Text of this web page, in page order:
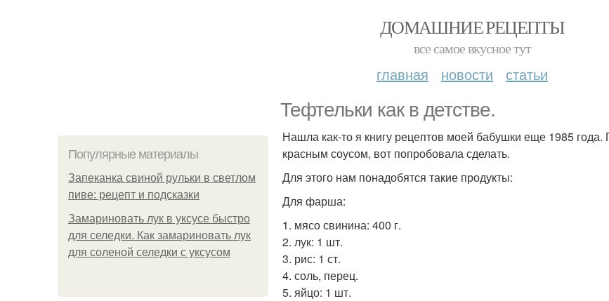
ДОМАШНИЕ РЕЦЕПТЫ
все самое вкусное тут
главная новости статьи
Тефтельки как в детстве.
Популярные материалы
Запеканка свиной рульки в светлом
пиве: рецепт и подсказки
Замариновать лук в уксусе быстро
для селедки. Как замариновать лук
для соленой селедки с уксусом
Нашла как-то я книгу рецептов моей бабушки еще 1985
красным соусом, вот попробовала сделать.
Для этого нам понадобятся такие продукты:
Для фарша:
1. мясо свинина: 400 г.
2. лук: 1 шт.
3. рис: 1 ст.
4. соль, перец.
5. яйцо: 1 шт.